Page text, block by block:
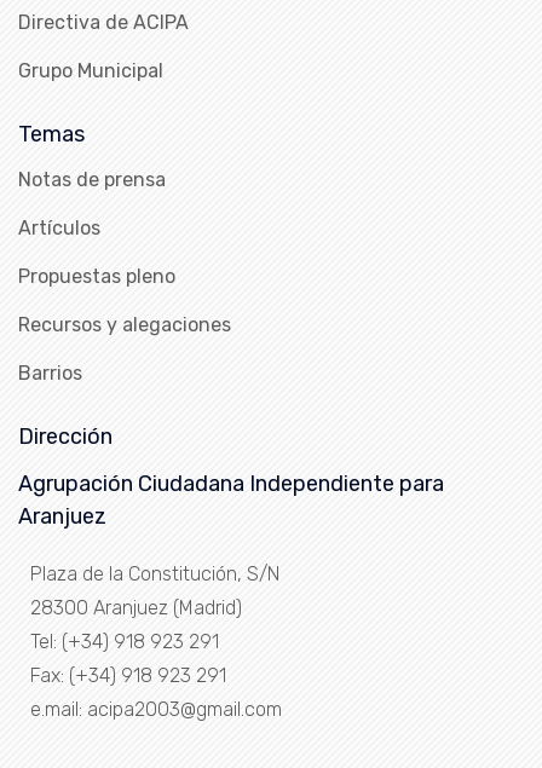
Directiva de ACIPA
Grupo Municipal
Temas
Notas de prensa
Artículos
Propuestas pleno
Recursos y alegaciones
Barrios
Dirección
Agrupación Ciudadana Independiente para
Aranjuez
Plaza de la Constitución, S/N
28300 Aranjuez (Madrid)
Tel: (+34) 918 923 291
Fax: (+34) 918 923 291
e.mail: acipa2003@gmail.com